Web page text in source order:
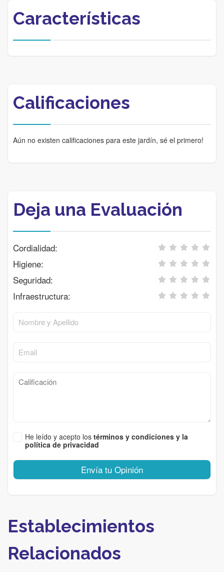
Características
Calificaciones
Aún no existen calificaciones para este jardín, sé el primero!
Deja una Evaluación
Cordialidad:
Higiene:
Seguridad:
Infraestructura:
He leído y acepto los términos y condiciones y la
política de privacidad
Envía tu Opinión
Establecimientos
Relacionados